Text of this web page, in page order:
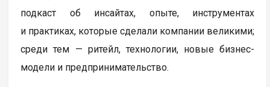
подкаст об инсайтах, опыте, инструментах
и практиках, которые сделали компании великими;
среди тем — ритейл, технологии, новые бизнес-
модели и предпринимательство.